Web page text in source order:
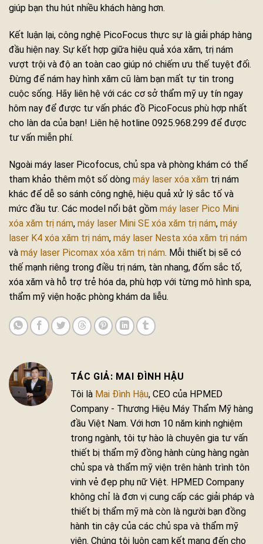
giúp bạn thu hút nhiều khách hàng hơn.
Kết luận lại, công nghệ PicoFocus thực sự là giải pháp hàng
đầu hiện nay. Sự kết hợp giữa hiệu quả xóa xăm, trị nám
vượt trội và độ an toàn cao giúp nó chiếm ưu thế tuyệt đối.
Đừng để nám hay hình xăm cũ làm bạn mất tự tin trong
cuộc sống. Hãy liên hệ với các cơ sở thẩm mỹ uy tín ngay
hôm nay để được tư vấn phác đồ PicoFocus phù hợp nhất
cho làn da của bạn! Liên hệ hotline 0925.968.299 để được
tư vấn miễn phí.
Ngoài máy laser Picofocus, chủ spa và phòng khám có thể
tham khảo thêm một số dòng máy laser xóa xăm trị nám
khác để dễ so sánh công nghệ, hiệu quả xử lý sắc tố và
mức đầu tư. Các model nổi bật gồm máy laser Pico Mini
xóa xăm trị nám, máy laser Mini SE xóa xăm trị nám, máy
laser K4 xóa xăm trị nám, máy laser Nesta xóa xăm trị nám
và máy laser Picomax xóa xăm trị nám. Mỗi thiết bị sẽ có
thế mạnh riêng trong điều trị nám, tàn nhang, đốm sắc tố,
xóa xăm và hỗ trợ trẻ hóa da, phù hợp với từng mô hình spa,
thẩm mỹ viện hoặc phòng khám da liễu.
MAI ĐÌNH HẬU
Tôi là Mai Đình Hậu, CEO của HPMED
Company - Thương Hiệu Máy Thẩm Mỹ hàng
đầu Việt Nam. Với hơn 10 năm kinh nghiệm
trong ngành, tôi tự hào là chuyên gia tư vấn
thiết bị thẩm mỹ đồng hành cùng hàng ngàn
chủ spa và thẩm mỹ viện trên hành trình tôn
vinh vẻ đẹp phụ nữ Việt. HPMED Company
không chỉ là đơn vị cung cấp các giải pháp và
thiết bị thẩm mỹ mà còn là người bạn đồng
hành tin cậy của các chủ spa và thẩm mỹ
viện. Chúng tôi luôn cam kết mang đến cho